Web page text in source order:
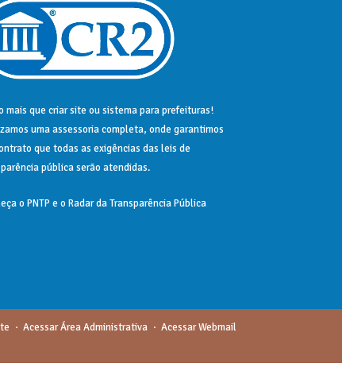
mais que criar site ousistema para prefeituras!
umaassessoriacompleta, onde garantimos
que todas as exigências das leis de
públicaserão atendidas.
o PNTP e o Radar da Transparência Pública
Acessar Área Administrativa Acessar Webmail